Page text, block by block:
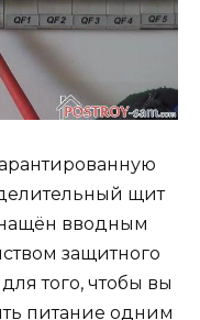
щит
вводным
защитного
того, чтобы вы
питание одним